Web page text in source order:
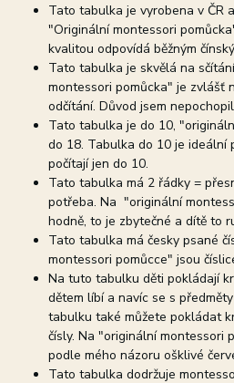
Tato tabulka je vyrobena v ČR
"Originální montessori
kvalitou odpovídá běžným
Tato tabulka je skvělá na
montessori pomůcka" je zvlášť
odčítání. Důvod jsem
Tato tabulka je do 10,
do 18. Tabulka do 10 je ideální
počítají jen do 10.
Tato tabulka má 2 řádky =
potřeba. Na "originální
hodně, to je zbytečné a dítě to
Tato tabulka má česky psané
montessori pomůcce" jsou
Na tuto tabulku děti pokládají
dětem líbí a navíc se s
tabulku také můžete pokládat
čísly. Na "originální montessori
podle mého názoru ošklivé
Tato tabulka dodržuje